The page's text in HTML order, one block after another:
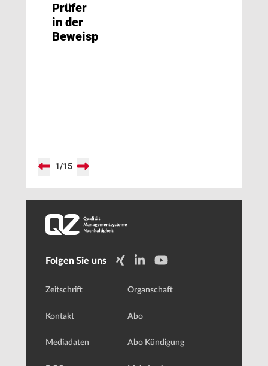
Prüfer
in der
Beweispflicht
1/15
Folgen Sie uns
Zeitschrift
Kontakt
Mediadaten
Organschaft
Abo
Abo Kündigung